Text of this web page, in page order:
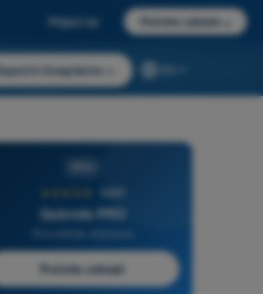
Prijavi se Počnite odmah
Započni besplatno
4,6/5
Quizvds PRO
Počnite odmah